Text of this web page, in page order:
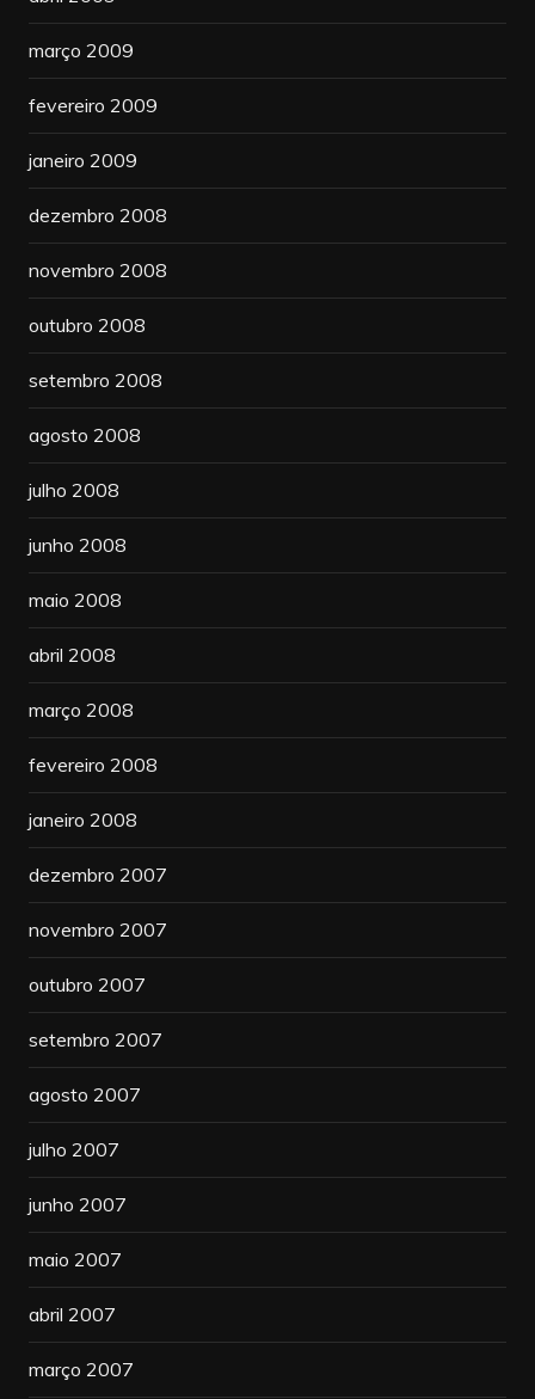
março 2009
fevereiro 2009
janeiro 2009
dezembro 2008
novembro 2008
outubro 2008
setembro 2008
agosto 2008
julho 2008
junho 2008
maio 2008
abril 2008
março 2008
fevereiro 2008
janeiro 2008
dezembro 2007
novembro 2007
outubro 2007
setembro 2007
agosto 2007
julho 2007
junho 2007
maio 2007
abril 2007
março 2007